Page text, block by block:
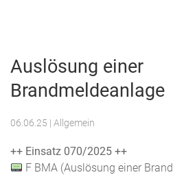
Auslösung einer
Brandmeldeanlage
06.06.25 | Allgemein
++ Einsatz 070/2025 ++
F BMA (Auslösung einer